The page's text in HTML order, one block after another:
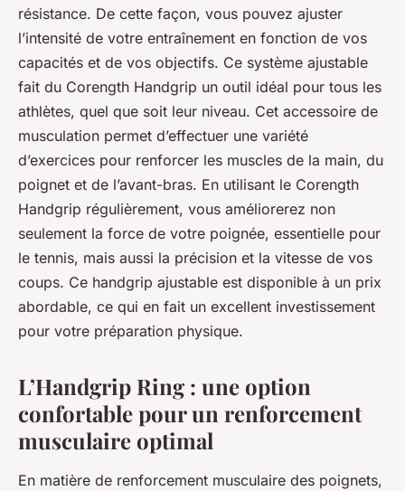
résistance. De cette façon, vous pouvez ajuster
l’intensité de votre entraînement en fonction de vos
capacités et de vos objectifs. Ce système ajustable
fait du Corength Handgrip un outil idéal pour tous les
athlètes, quel que soit leur niveau. Cet accessoire de
musculation permet d’effectuer une variété
d’exercices pour renforcer les muscles de la main, du
poignet et de l’avant-bras. En utilisant le Corength
Handgrip régulièrement, vous améliorerez non
seulement la force de votre poignée, essentielle pour
le tennis, mais aussi la précision et la vitesse de vos
coups. Ce handgrip ajustable est disponible à un prix
abordable, ce qui en fait un excellent investissement
pour votre préparation physique.
L’Handgrip Ring : une option
confortable pour un renforcement
musculaire optimal
En matière de renforcement musculaire des poignets,